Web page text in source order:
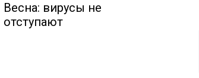
Весна: вирусы не
отступают